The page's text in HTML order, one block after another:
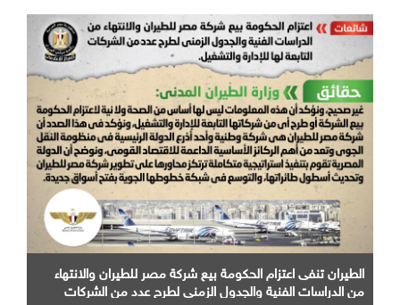
الطيران تنفى اعتزام الحكومة بيع شركة مصر للطيران والانتهاء
من الدراسات الفنية والجدول الزمني لطرح عدد من الشركات